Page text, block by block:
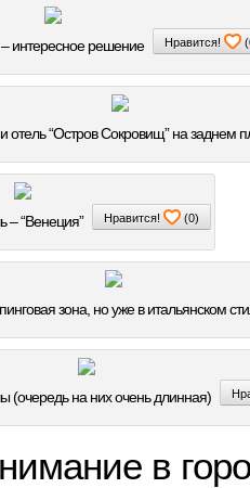
интересное решение Нравится! (
отель “Остров Сокровищ” на заднем
– “Венеция” Нравится! (0)
зона, но уже в итальянском
(очередь на них очень длинная)
в